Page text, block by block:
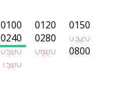
0100
0100 0120
0120 0150
0150
0240
0240 0280
0280 0320
0320
0500
0500 0600
0600 0800
0800
1500
1500